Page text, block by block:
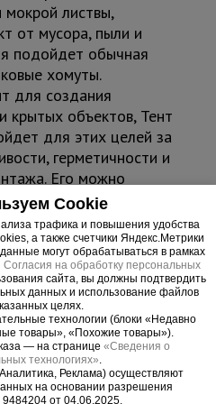
мокрой листвы,
от мусора, пыли и
подойдет обычная
хомуты.
для создания
крытых объектов, Тент
для этих целей за
герметичности и
Его можно
навесов, шатров,
отдыха, беседок,
при температурах -
Cookie
трафика и повышения удобства
а также счетчики Яндекс.Метрики
могут обрабатываться в рамках
Согласия на обработку персональных
сайта, вы должны подтвердить
данных и использование файлов
целях.
технологии (блоки «Недавно
товары», «Похожие товары»).
— на странице «Сведения о
технологиях»
Реклама) осуществляют
на основании разрешения
от 04.06.2025.